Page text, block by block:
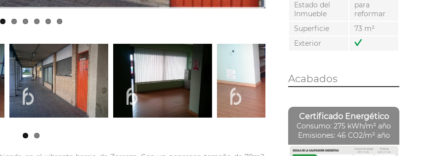
Estado del
Inmueble
para
reformar
Superficie
73 m²
Exterior
Acabados
Certificado Energético
Consumo: 275 kWh/m² año
Emisiones: 46 CO2/m² año